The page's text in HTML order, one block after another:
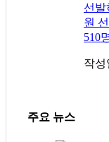
선발
원
510
작성
주요 뉴스